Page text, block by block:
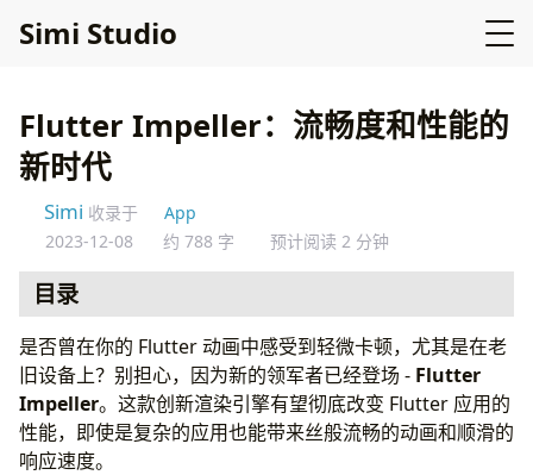
Simi Studio
Flutter Impeller：流畅度和性能的
新时代
Simi 收录于
App
2023-12-08
约 788 字 预计阅读 2 分钟
目录
Flutter Impeller 是什么？
为什么选择 Impeller？
当前状态和可用性
启用 Impeller
资源
是否曾在你的 Flutter 动画中感受到轻微卡顿，尤其是在老
旧设备上？别担心，因为新的领军者已经登场 - Flutter
Impeller。这款创新渲染引擎有望彻底改变 Flutter 应用的
性能，即使是复杂的应用也能带来丝般流畅的动画和顺滑的
响应速度。